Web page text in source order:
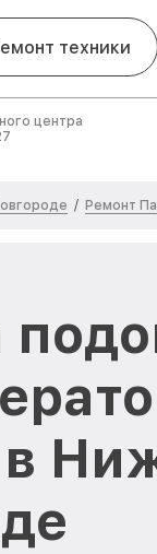
техники
центра
/ Ремонт
в